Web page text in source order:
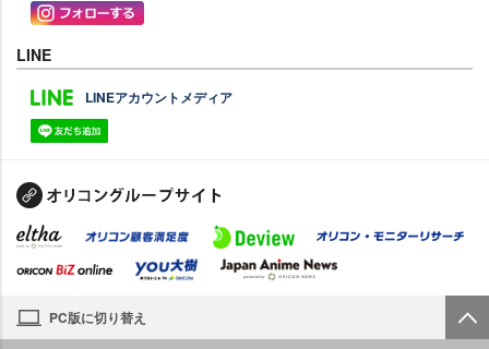
LINE
LINEアカウントメディア
PC版に切り替え